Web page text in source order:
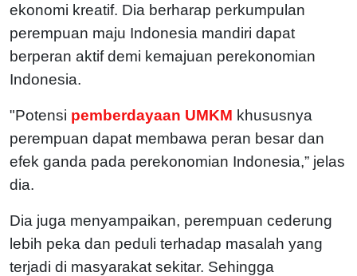
ekonomi kreatif. Dia berharap perkumpulan
perempuan maju Indonesia mandiri dapat
berperan aktif demi kemajuan perekonomian
Indonesia.
"Potensi pemberdayaan UMKM khususnya
perempuan dapat membawa peran besar dan
efek ganda pada perekonomian Indonesia,” jelas
dia.
Dia juga menyampaikan, perempuan cederung
lebih peka dan peduli terhadap masalah yang
terjadi di masyarakat sekitar. Sehingga